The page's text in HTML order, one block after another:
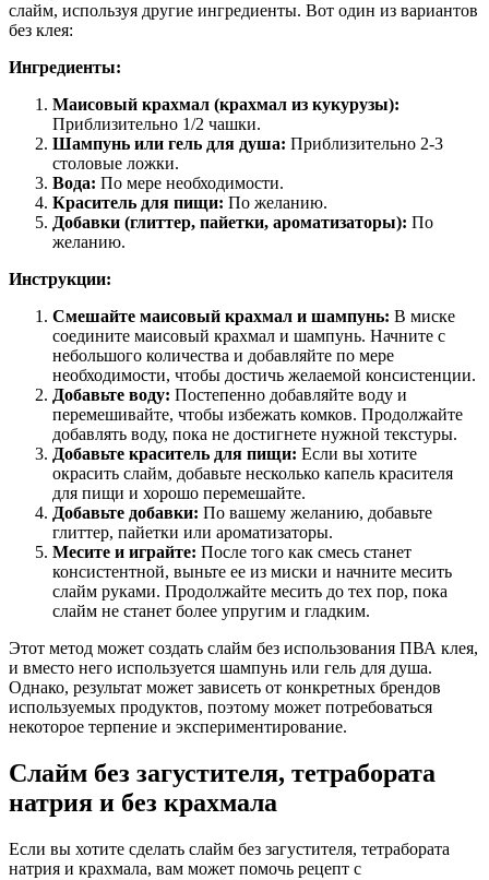
слайм, используя другие ингредиенты. Вот один из вариантов
без клея:
Ингредиенты:
Маисовый крахмал (крахмал из кукурузы):
Приблизительно 1/2 чашки.
Шампунь или гель для душа: Приблизительно 2-3
столовые ложки.
Вода: По мере необходимости.
Краситель для пищи: По желанию.
Добавки (глиттер, пайетки, ароматизаторы): По
желанию.
Инструкции:
Смешайте маисовый крахмал и шампунь: В миске
соедините маисовый крахмал и шампунь. Начните с
небольшого количества и добавляйте по мере
необходимости, чтобы достичь желаемой консистенции.
Добавьте воду: Постепенно добавляйте воду и
перемешивайте, чтобы избежать комков. Продолжайте
добавлять воду, пока не достигнете нужной текстуры.
Добавьте краситель для пищи: Если вы хотите
окрасить слайм, добавьте несколько капель красителя
для пищи и хорошо перемешайте.
Добавьте добавки: По вашему желанию, добавьте
глиттер, пайетки или ароматизаторы.
Месите и играйте: После того как смесь станет
консистентной, выньте ее из миски и начните месить
слайм руками. Продолжайте месить до тех пор, пока
слайм не станет более упругим и гладким.
Этот метод может создать слайм без использования ПВА клея,
и вместо него используется шампунь или гель для душа.
Однако, результат может зависеть от конкретных брендов
используемых продуктов, поэтому может потребоваться
некоторое терпение и экспериментирование.
Слайм без загустителя, тетрабората
натрия и без крахмала
Если вы хотите сделать слайм без загустителя, тетрабората
натрия и крахмала, вам может помочь рецепт с